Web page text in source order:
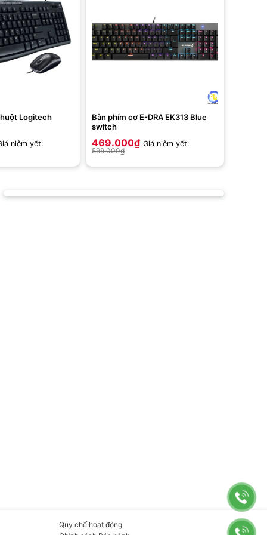
Logitech
niêm yết:
Bàn phím cơ E-DRA EK313 Blue
switch
469.000₫ Giá niêm yết:
599.000₫
Quy chế hoạt động